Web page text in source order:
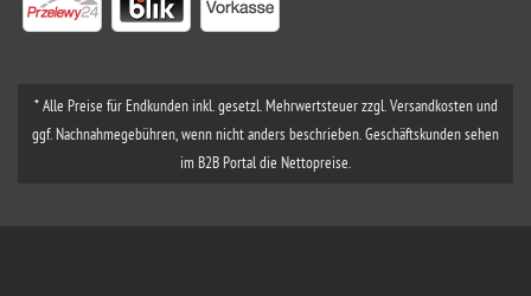
* Alle Preise für Endkunden inkl. gesetzl. Mehrwertsteuer zzgl. Versandkosten und
ggf. Nachnahmegebühren, wenn nicht anders beschrieben. Geschäftskunden sehen
im B2B Portal die Nettopreise.